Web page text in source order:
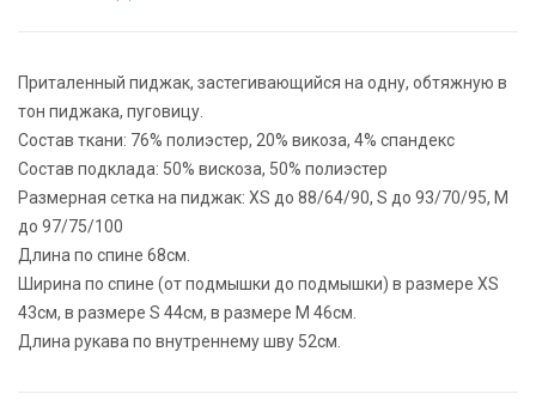
Приталенный пиджак, застегивающийся на одну, обтяжную в
тон пиджака, пуговицу.
Состав ткани: 76% полиэстер, 20% викоза, 4% спандекс
Состав подклада: 50% вискоза, 50% полиэстер
Размерная сетка на пиджак: XS до 88/64/90, S до 93/70/95, M
до 97/75/100
Длина по спине 68см.
Ширина по спине (от подмышки до подмышки) в размере XS
43cм, в размере S 44cм, в размере М 46см.
Длина рукава по внутреннему шву 52см.